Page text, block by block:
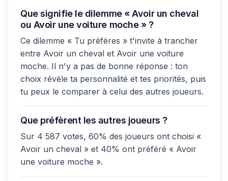
Que signifie le dilemme « Avoir un cheval
ou Avoir une voiture moche » ?
Ce dilemme « Tu préfères » t'invite à trancher
entre Avoir un cheval et Avoir une voiture
moche. Il n'y a pas de bonne réponse : ton
choix révèle ta personnalité et tes priorités, puis
tu peux le comparer à celui des autres joueurs.
Que préfèrent les autres joueurs ?
Sur 4 587 votes, 60% des joueurs ont choisi «
Avoir un cheval » et 40% ont préféré « Avoir
une voiture moche ».